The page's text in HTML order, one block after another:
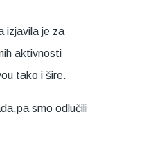
izjavila je za
aktivnosti
tako i šire.
smo odlučili